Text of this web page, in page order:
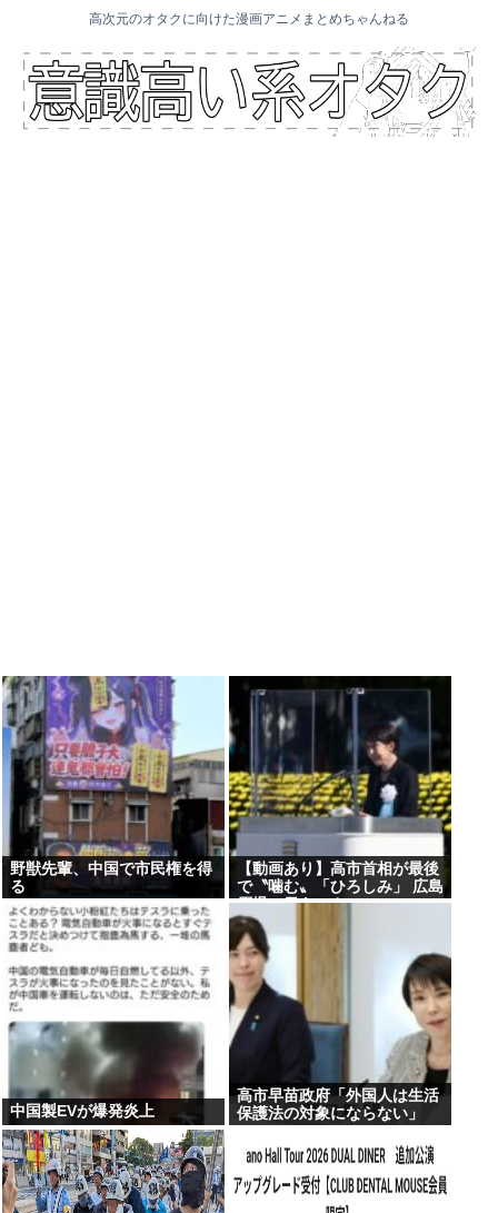
高次元のオタクに向けた漫画アニメまとめちゃんねる
野獣先輩、中国で市民権を得
る
【動画あり】高市首相が最後
で〝噛む〟「ひろしみ」 広島
原爆の日あいさつ
中国製EVが爆発炎上
高市早苗政府「外国人は生活
保護法の対象にならない」